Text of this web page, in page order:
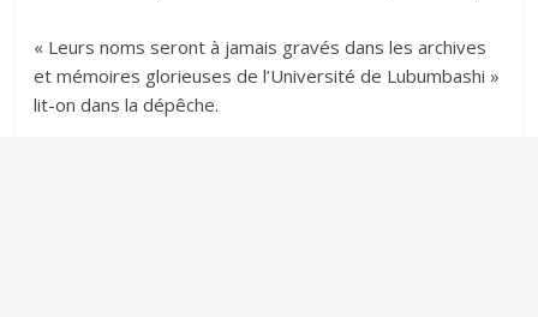
« Leurs noms seront à jamais gravés dans les archives
et mémoires glorieuses de l’Université de Lubumbashi »
lit-on dans la dépêche.